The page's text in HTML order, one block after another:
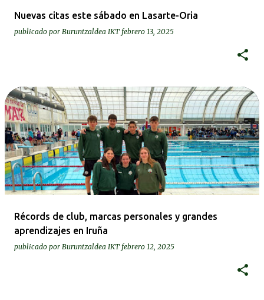
Nuevas citas este sábado en Lasarte-Oria
publicado por Buruntzaldea IKT febrero 13, 2025
Récords de club, marcas personales y grandes
aprendizajes en Iruña
publicado por Buruntzaldea IKT febrero 12, 2025